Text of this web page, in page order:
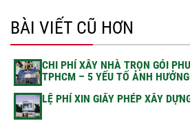
BÀI VIẾT CŨ HƠN
CHI PHÍ XÂY NHÀ TRỌN GÓI
TPHCM – 5 YẾU TỐ ẢNH
LỆ PHÍ XIN GIẤY PHÉP XÂY